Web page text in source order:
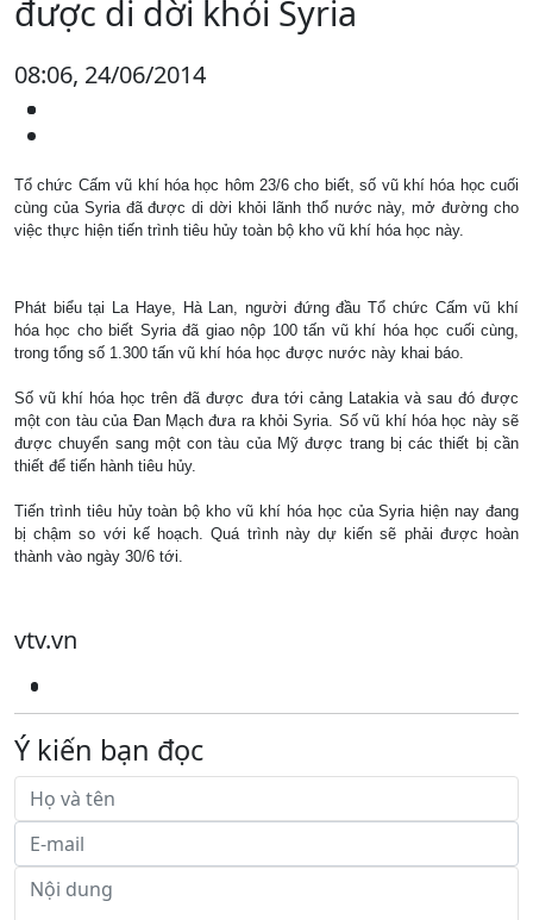
được di dời khỏi Syria
08:06, 24/06/2014
Tổ chức Cấm vũ khí hóa học hôm 23/6 cho biết, số vũ khí hóa học cuối
cùng của Syria đã được di dời khỏi lãnh thổ nước này, mở đường cho
việc thực hiện tiến trình tiêu hủy toàn bộ kho vũ khí hóa học này.
Phát biểu tại La Haye, Hà Lan, người đứng đầu Tổ chức Cấm vũ khí
hóa học cho biết Syria đã giao nộp 100 tấn vũ khí hóa học cuối cùng,
trong tổng số 1.300 tấn vũ khí hóa học được nước này khai báo.
Số vũ khí hóa học trên đã được đưa tới cảng Latakia và sau đó được
một con tàu của Đan Mạch đưa ra khỏi Syria. Số vũ khí hóa học này sẽ
được chuyển sang một con tàu của Mỹ được trang bị các thiết bị cần
thiết để tiến hành tiêu hủy.
Tiến trình tiêu hủy toàn bộ kho vũ khí hóa học của Syria hiện nay đang
bị chậm so với kế hoạch. Quá trình này dự kiến sẽ phải được hoàn
thành vào ngày 30/6 tới.
vtv.vn
Ý kiến bạn đọc